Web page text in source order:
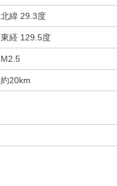
北緯 29.3度
東経 129.5度
M2.5
約20km